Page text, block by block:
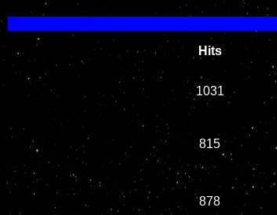
Hits
1031
815
878